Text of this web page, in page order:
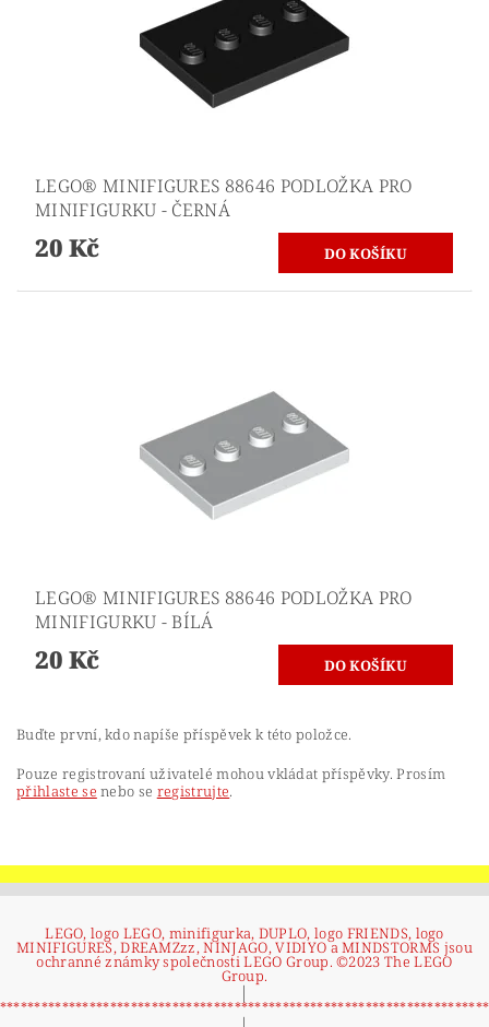
LEGO® MINIFIGURES 88646 PODLOŽKA PRO
MINIFIGURKU - ČERNÁ
20 Kč
LEGO® MINIFIGURES 88646 PODLOŽKA PRO
MINIFIGURKU - BÍLÁ
20 Kč
Buďte první, kdo napíše příspěvek k této položce.
Pouze registrovaní uživatelé mohou vkládat příspěvky. Prosím
přihlaste se nebo se registrujte.
LEGO, logo LEGO, minifigurka, DUPLO, logo FRIENDS, logo
MINIFIGURES, DREAMZzz, NINJAGO, VIDIYO a MINDSTORMS jsou
ochranné známky společnosti LEGO Group. ©2023 The LEGO
Group.
|